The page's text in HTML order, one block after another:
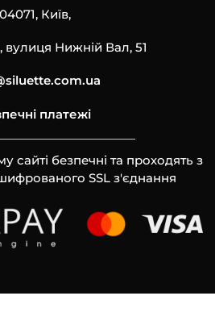
04071, Київ,
Нижній Вал, 51
платежі
сайті безпечні та проходять з
SSL з'єднання